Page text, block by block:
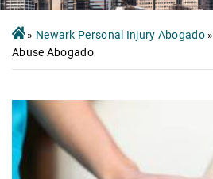
» Newark Personal Injury Abogado»
Abuse Abogado